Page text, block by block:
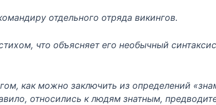
отдельного отряда викингов.
что объясняет его необычный
как можно заключить из определений
относились к людям знатным,